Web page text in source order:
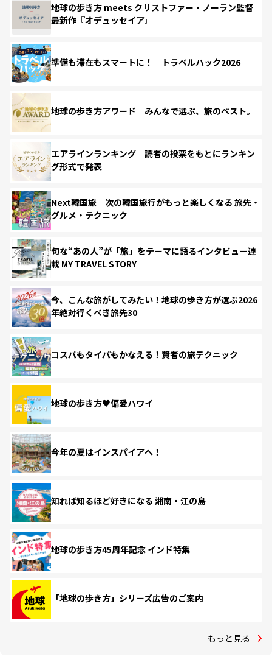
地球の歩き方 meets クリストファー・ノーラン監督
最新作『オデュッセイア』
準備も滞在もスマートに！ トラベルハック2026
地球の歩き方アワード みんなで選ぶ、旅のベスト。
エアラインランキング 読者の投票をもとにランキン
グ形式で発表
Next韓国旅 次の韓国旅行がもっと楽しくなる 旅先・
グルメ・テクニック
旬な“あの人”が「旅」をテーマに語るインタビュー連
載 MY TRAVEL STORY
今、こんな旅がしてみたい！地球の歩き方が選ぶ2026
年絶対行くべき旅先30
コスパもタイパもかなえる！賢者の旅テクニック
地球の歩き方♥偏愛ハワイ
今年の夏はインスパイアへ！
知れば知るほど好きになる 湘南・江の島
地球の歩き方45周年記念 インド特集
「地球の歩き方」シリーズ広告のご案内
もっと見る